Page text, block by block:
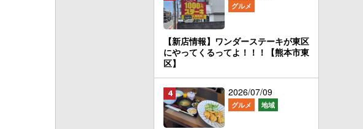
グルメ
【新店情報】ワンダーステーキが東区
にやってくるってよ！！！【熊本市東
区】
2026/07/09
グルメ 地域